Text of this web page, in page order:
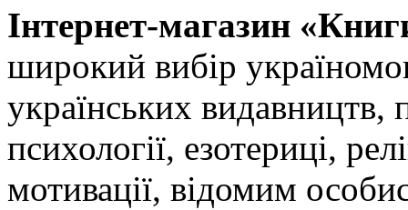
Інтернет-магазин
широкий вибір
українських видавництв,
психології, езотериці,
мотивації, відомим